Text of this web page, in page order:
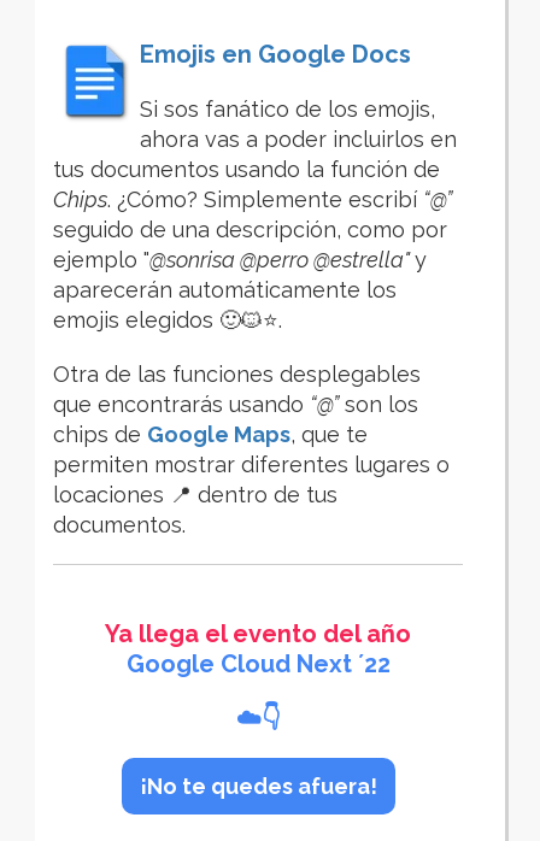
Emojis en Google Docs
Si sos fanático de los emojis,
ahora vas a poder incluirlos en
tus documentos usando la función de
Chips. ¿Cómo? Simplemente escribí “@”
seguido de una descripción, como por
ejemplo "@sonrisa @perro @estrella"y
aparecerán automáticamente los
emojis elegidos 🙂🐱⭐.
Otra de las funciones desplegables
que encontrarás usando “@”son los
chips de Google Maps, que te
permiten mostrar diferentes lugares o
locaciones 📍 dentro de tus
documentos.
Ya llega el evento del año
Google Cloud Next ´22
☁️👇
¡No te quedes afuera!